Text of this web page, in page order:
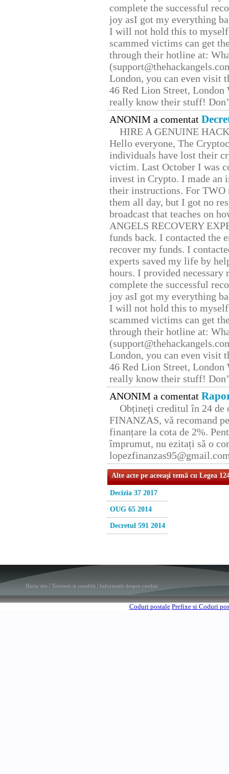
complete the successful
joy asI got my everything
I will not hold this to
scammed victims can get
through their hotline at:
London, you can even visit
46 Red Lion Street, London
really know their stuff!
ANONIM a comentat
HIRE A GENUINE
Hello everyone, The
individuals have lost their
victim. Last October I was
invest in Crypto. I made
their instructions. For TWO
them all day, but I got no
broadcast that teaches on
ANGELS RECOVERY
funds back. I contacted the
recover my funds. I
experts saved my life by
hours. I provided
complete the successful
joy asI got my everything
I will not hold this to
scammed victims can get
through their hotline at:
London, you can even visit
46 Red Lion Street, London
really know their stuff!
ANONIM a comentat
Obțineți creditul în 24 de
FINANZAS, vă recomand
finanțare la cota de 2%.
împrumut, nu ezitați să o
Alte acte pe aceeaşi temă cu Legea
Decizia 37 2017
OUG 65 2014
Decretul 591 2014
Harta site Termeni si conditii Informatii despre cookie
Coduri postale Prefixe si Coduri